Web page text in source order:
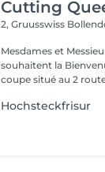
Cutting
2, Gruusswiss
Mesdames et Messieurs et plus
souhaitent la
coupe situé au 2
Hochsteckfrisur